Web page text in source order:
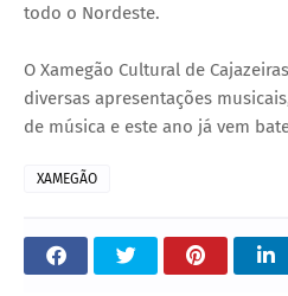
todo o Nordeste.
O Xamegão Cultural de
diversas apresentações
de música e este ano já vem
XAMEGÃO